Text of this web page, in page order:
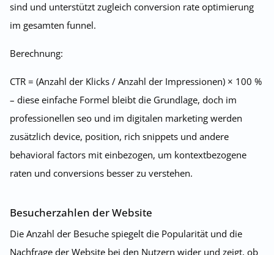
sind und unterstützt zugleich conversion rate optimierung
im gesamten funnel.
Berechnung:
CTR = (Anzahl der Klicks / Anzahl der Impressionen) × 100 %
– diese einfache Formel bleibt die Grundlage, doch im
professionellen seo und im digitalen marketing werden
zusätzlich device, position, rich snippets und andere
behavioral factors mit einbezogen, um kontextbezogene
raten und conversions besser zu verstehen.
Besucherzahlen der Website
Die Anzahl der Besuche spiegelt die Popularität und die
Nachfrage der Website bei den Nutzern wider und zeigt, ob